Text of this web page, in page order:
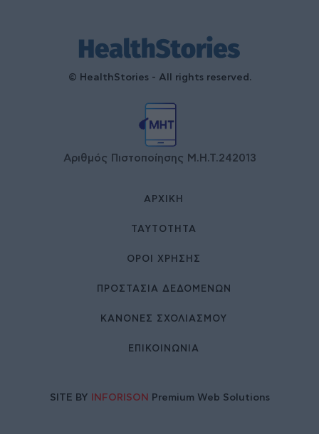
© HealthStories - All rights reserved.
Αριθμός Πιστοποίησης Μ.Η.Τ.242013
ΑΡΧΙΚΉ
ΤΑΥΤΌΤΗΤΑ
ΌΡΟΙ ΧΡΉΣΗΣ
ΠΡΟΣΤΑΣΙΑ ΔΕΔΟΜΕΝΩΝ
ΚΑΝΟΝΕΣ ΣΧΟΛΙΑΣΜΟΥ
ΕΠΙΚΟΙΝΩΝΊΑ
SITE BY INFORISON Premium Web Solutions